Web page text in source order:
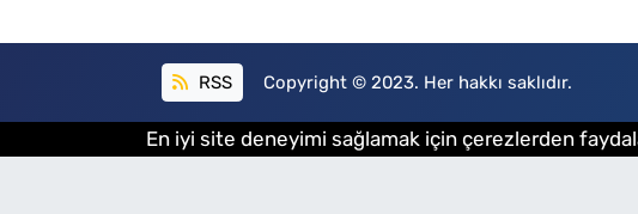
RSS Copyright © 2023. Her hakkı saklıdır.
En iyi site deneyimi sağlamak için çerezlerden